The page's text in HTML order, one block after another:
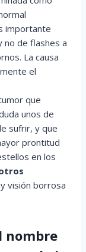
importante
no de flashes a
La causa
el
que
unos de
sufrir, y que
prontitud
en los
visión borrosa
nombre